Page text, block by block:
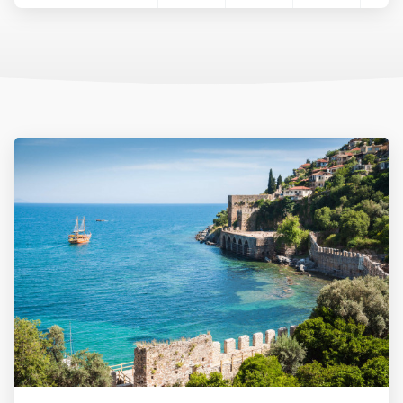
Célszerű eurót vagy dollárt még Magyarországról magunkkal
vinni és azt a helyszínen átváltani, de csak hivatalos beváltó
helyeken, azaz hivatalos devizaváltóknál, illetve bankokban.
Nagyvárosokban és a tengerpartokon, népszerű üdülőhelyeken,
turistaközpontokban szinte mindenhol elfogadnak eurót is.
Készpénzt a devizaváltóknál célszerű váltani, mivel ott
kedvezőbb az árfolyam, mint a bankoknál. A bankok délelőtt 9 és
12 óra, délután pedig 13 és 17 óra között tartanak nyitva. A
bevásárlóközpontokban hosszabb nyitvatartással lehet számolni.
Rendszerint minden banknál van bankautomata, amelyből bank-
vagy hitelkártyával bármikor tudunk pénzt felvenni.